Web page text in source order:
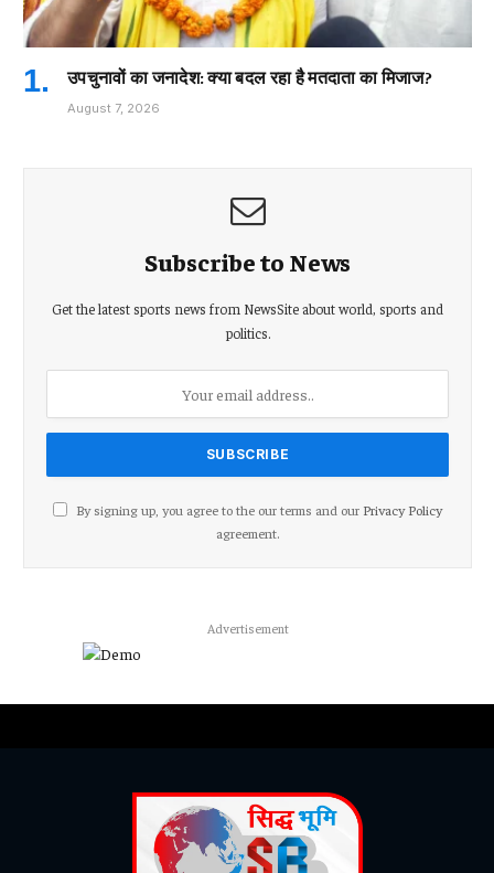
उपचुनावों का जनादेश: क्या बदल रहा है मतदाता का मिजाज?
August 7, 2026
Subscribe to News
Get the latest sports news from NewsSite about world, sports and
politics.
By signing up, you agree to the our terms and our Privacy Policy
agreement.
Advertisement